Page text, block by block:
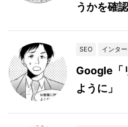
うかを確
SEO インタ
Google「
ように」